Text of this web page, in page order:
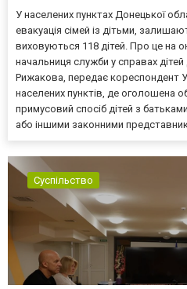
У населених пунктах Донецької
евакуація сімей із дітьми,
виховуються 118 дітей. Про це на
начальниця служби у справах
Рижакова, передає кореспондент
населених пунктів, де оголошена
примусовий спосіб дітей з
або іншими законними
Суспільство